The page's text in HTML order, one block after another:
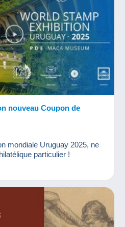
nouveau Coupon de
particulier !